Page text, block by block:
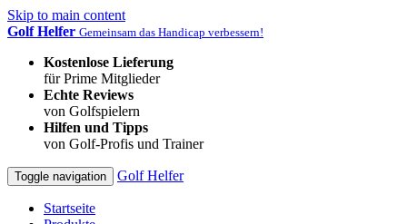
Skip to main content
Golf Helfer Gemeinsam das Handicap verbessern!
Kostenlose Lieferung
für Prime Mitglieder
Echte Reviews
von Golfspielern
Hilfen und Tipps
von Golf-Profis und Trainer
Toggle navigation Golf Helfer
Startseite